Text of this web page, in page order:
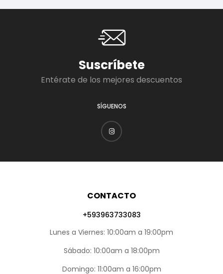
Suscríbete
Entérate de los mejores descuentos
SÍGUENOS
CONTACTO
+593963733083
Lunes a Viernes: 10:00am a 19:00pm
Sábado: 10:00am a 18:00pm
Domingo: 11:00am a 16:00pm